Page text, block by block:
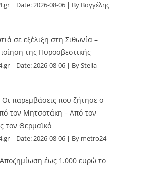
Date: 2026-08-06
By Βαγγέλης
σε εξέλιξη στη Σιθωνία –
της Πυροσβεστικής
Date: 2026-08-06
By Stella
παρεμβάσεις που ζήτησε ο
τον Μητσοτάκη – Από τον
τον Θερμαϊκό
Date: 2026-08-06 By metro24
έως 1.000 ευρώ το